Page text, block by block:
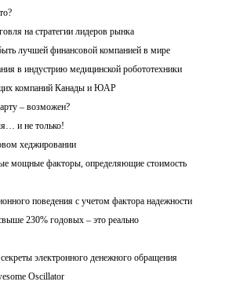
на стратегии лидеров рынка
лучшей финансовой компанией в мире
в индустрию медицинской робототехники
компаний Канады и ЮАР
– возможен?
и не только!
хеджировании
мощные факторы, определяющие стоимость
поведения с учетом фактора надежности
230% годовых – это реально
электронного денежного обращения
Oscillator